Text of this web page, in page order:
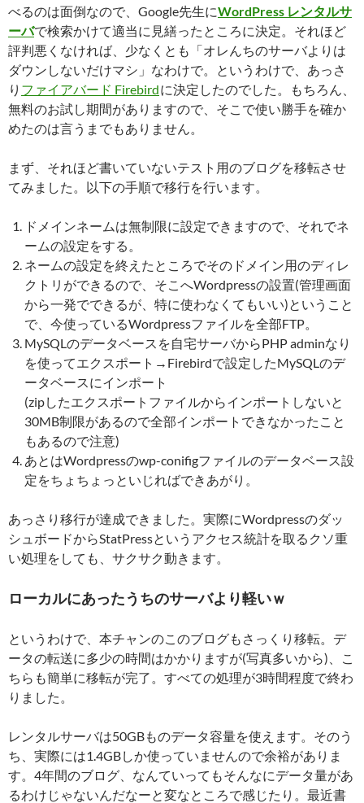
べるのは面倒なので、Google先生にWordPress レンタルサ
ーバで検索かけて適当に見繕ったところに決定。それほど
評判悪くなければ、少なくとも「オレんちのサーバよりは
ダウンしないだけマシ」なわけで。というわけで、あっさ
り ファイアバード Firebirdに決定したのでした。もちろん、
無料のお試し期間がありますので、そこで使い勝手を確か
めたのは言うまでもありません。
まず、それほど書いていないテスト用のブログを移転させ
てみました。以下の手順で移行を行います。
ドメインネームは無制限に設定できますので、それでネ
ームの設定をする。
ネームの設定を終えたところでそのドメイン用のディレ
クトリができるので、そこへWordpressの設置(管理画面
から一発でできるが、特に使わなくてもいい)ということ
で、今使っているWordpressファイルを全部FTP。
MySQLのデータベースを自宅サーバからPHP adminなり
を使ってエクスポート→Firebirdで設定したMySQLのデ
ータベースにインポート
(zipしたエクスポートファイルからインポートしないと
30MB制限があるので全部インポートできなかったこと
もあるので注意)
あとはWordpressのwp-conifigファイルのデータベース設
定をちょちょっといじればできあがり。
あっさり移行が達成できました。実際にWordpressのダッ
シュボードからStatPressというアクセス統計を取るクソ重
い処理をしても、サクサク動きます。
ローカルにあったうちのサーバより軽いｗ
というわけで、本チャンのこのブログもさっくり移転。デ
ータの転送に多少の時間はかかりますが(写真多いから)、こ
ちらも簡単に移転が完了。すべての処理が3時間程度で終わ
りました。
レンタルサーバは50GBものデータ容量を使えます。そのう
ち、実際には1.4GBしか使っていませんので余裕がありま
す。4年間のブログ、なんていってもそんなにデータ量があ
るわけじゃないんだなーと変なところで感じたり。最近書